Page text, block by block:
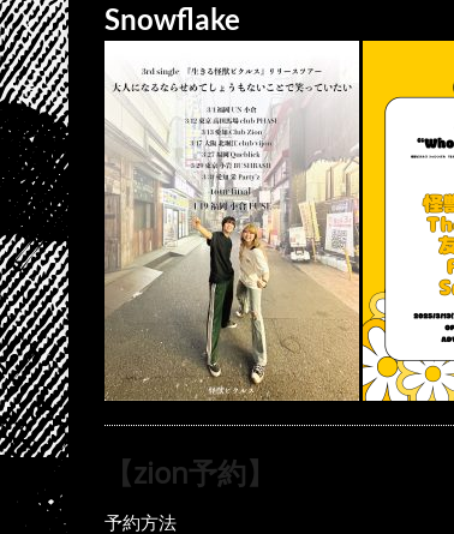
Snowflake
【zion予約】
予約方法